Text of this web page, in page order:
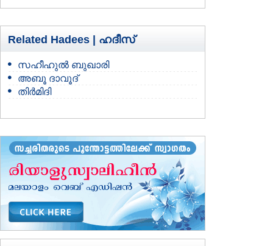
Related Hadees | ഹദീസ്
സഹീഹുല്‍ ബുഖാരി
അബൂ ദാവൂദ്
തിര്‍മിദി